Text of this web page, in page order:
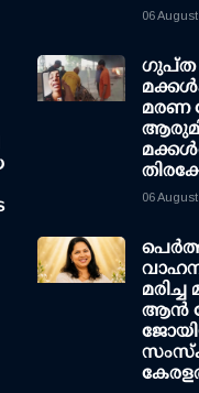
06 August
ഗുപ്ത
മരണ
06 August
ആൻ